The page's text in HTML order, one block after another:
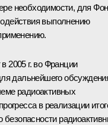
необходимости, для
выполнению
2005 г. во Франции
дальнейшего
радиоактивных
в реализации